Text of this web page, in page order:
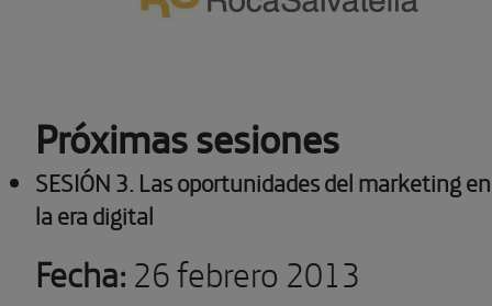
Próximas sesiones
SESIÓN 3. Las oportunidades del marketing en
la era digital
Fecha:26 febrero 2013